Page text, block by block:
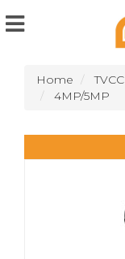
Home TVCC
4MP/5MP